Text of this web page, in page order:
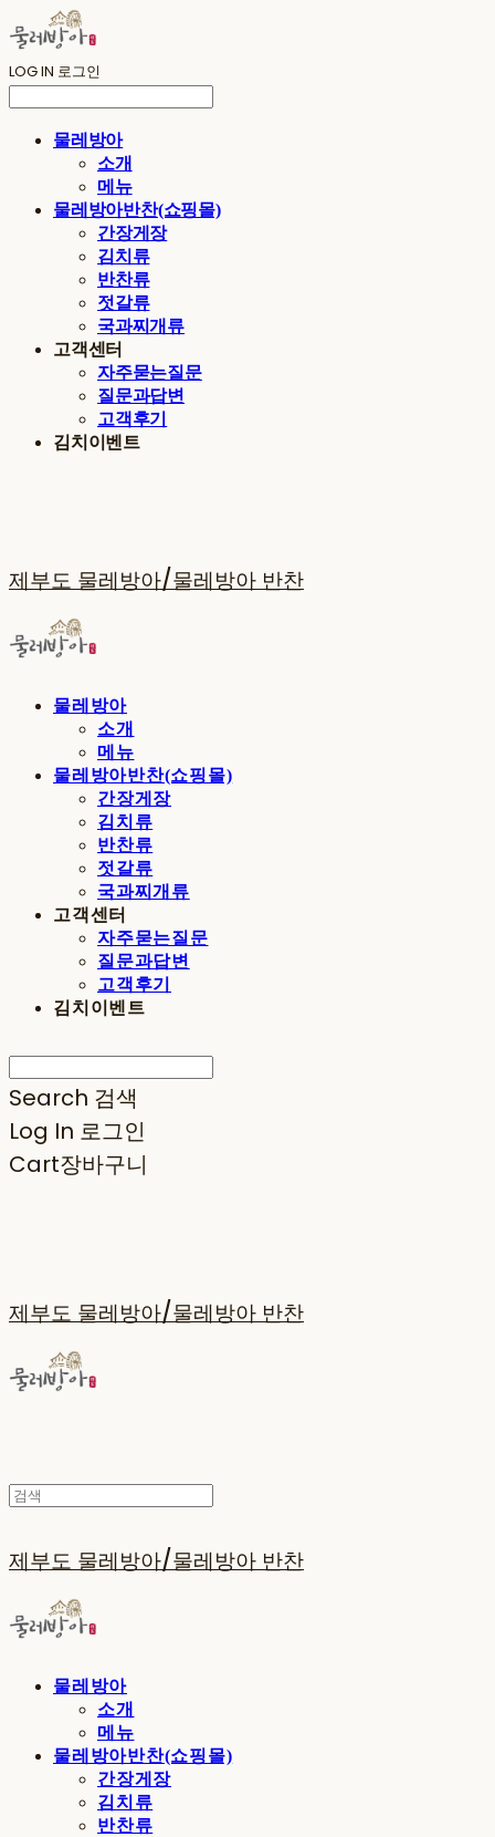
LOG IN 로그인
물레방아
소개
메뉴
물레방아반찬(쇼핑몰)
간장게장
김치류
반찬류
젓갈류
국과찌개류
고객센터
자주묻는질문
질문과답변
고객후기
김치이벤트
제부도 물레방아/물레방아 반찬
물레방아
소개
메뉴
물레방아반찬(쇼핑몰)
간장게장
김치류
반찬류
젓갈류
국과찌개류
고객센터
자주묻는질문
질문과답변
고객후기
김치이벤트
Search 검색
Log In 로그인
Cart장바구니
제부도 물레방아/물레방아 반찬
제부도 물레방아/물레방아 반찬
물레방아
소개
메뉴
물레방아반찬(쇼핑몰)
간장게장
김치류
반찬류